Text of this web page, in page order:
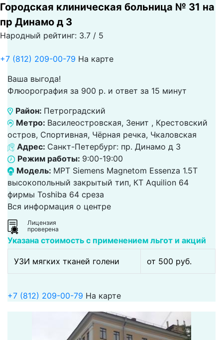
Городская клиническая больница № 31 на
пр Динамо д 3
Народный рейтинг: 3.7 / 5
+7 (812) 209-00-79 На карте
Ваша выгода!
Флюорография за 900 р. и ответ за 15 минут
Район: Петроградский
Метро: Василеостровская, Зенит , Крестовский
остров, Спортивная, Чёрная речка, Чкаловская
Адрес: Санкт-Петербург: пр. Динамо д 3
Режим работы: 9:00-19:00
Модель: МРТ Siemens Magnetom Essenza 1.5T
высокопольный закрытый тип, КТ Aquilion 64
фирмы Toshiba 64 среза
Вся информация о центре
Лицензия
проверена
Указана стоимость с применением льгот и акций
УЗИ мягких тканей голени от 500 pуб.
+7 (812) 209-00-79 На карте